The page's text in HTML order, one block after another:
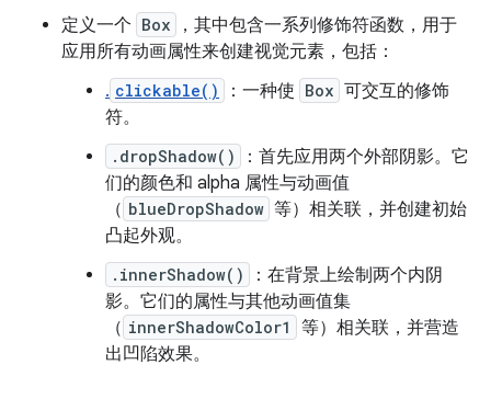
定义一个 Box
，其中包含一系列修饰符函数，用于
应用所有动画属性来创建视觉元素，包括：
. clickable() ：一种使 Box 可交互的修饰
符。
.dropShadow()
：首先应用两个外部阴影。它
们的颜色和 alpha 属性与动画值
（ blueDropShadow 等）相关联，并创建初始
凸起外观。
.innerShadow()
：在背景上绘制两个内阴
影。它们的属性与其他动画值集
（ innerShadowColor1
等）相关联，并营造
出凹陷效果。